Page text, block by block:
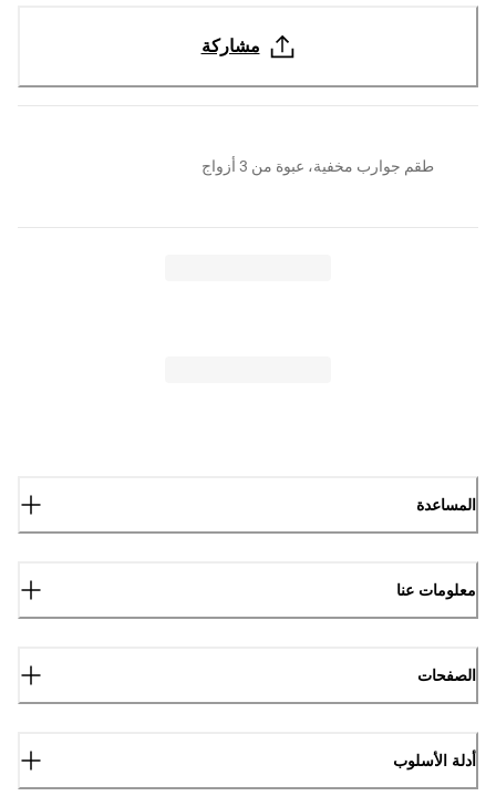
مشاركة
طقم جوارب مخفية، عبوة من 3 أزواج
المساعدة
معلومات عنا
الصفحات
أدلة الأسلوب